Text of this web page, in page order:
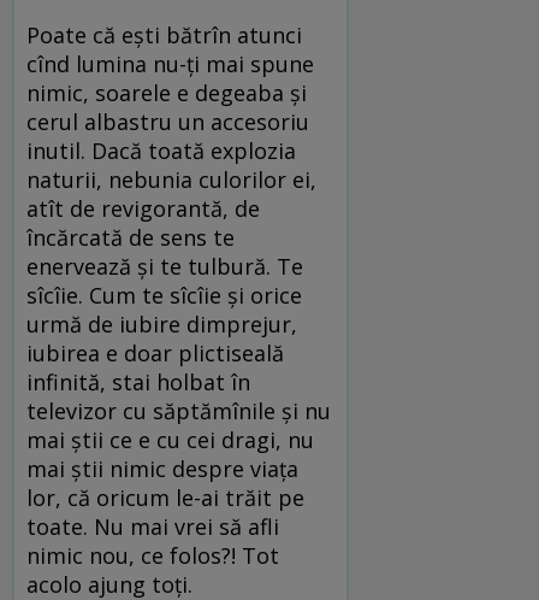
Poate că ești bătrîn atunci
cînd lumina nu-ți mai spune
nimic, soarele e degeaba și
cerul albastru un accesoriu
inutil. Dacă toată explozia
naturii, nebunia culorilor ei,
atît de revigorantă, de
încărcată de sens te
enervează și te tulbură. Te
sîcîie. Cum te sîcîie și orice
urmă de iubire dimprejur,
iubirea e doar plictiseală
infinită, stai holbat în
televizor cu săptămînile și nu
mai știi ce e cu cei dragi, nu
mai știi nimic despre viața
lor, că oricum le-ai trăit pe
toate. Nu mai vrei să afli
nimic nou, ce folos?! Tot
acolo ajung toți.